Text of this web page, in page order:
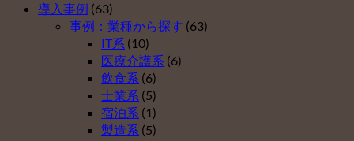
年
金
を
導
入
し
な
確
定
拠
出
年
金
を
企
業
型
確
定
拠
導入事例 (63)
事例：業種から探す (63)
IT系 (10)
医療介護系 (6)
飲食系 (6)
士業系 (5)
宿泊系 (1)
製造系 (5)